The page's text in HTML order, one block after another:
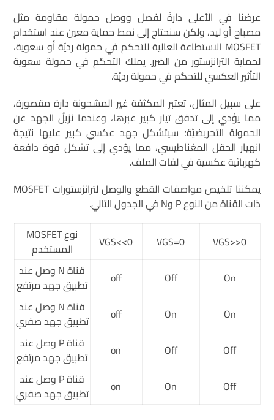
عرضنا في الأعلى دارةً لفصل ووصل حمولة مقاومة مثل
مصباح أو ليد، ولكن سنحتاج إلى نمط حماية معين عند استخدام
MOSFET الاستطاعة العالية للتحكم في حمولة رديّة أو سعوية،
لحماية الترانزستور من الضرر. يملك التحكُّم في حمولة سعوية
التأثير العكسي للتحكُّم في حمولة رديّة.
على سبيل المثال، تعتبر المكثفة غير المشحونة دارة مقصورة،
مما يؤدي إلى تدفق تيار كبير عبرها، وعندما نزيلُ الجهد عن
الحمولة التحريضيّة؛ سيتشكل جهد عكسي كبير عليها نتيجة
انهيار الحقل المغناطيسي، مما يؤدي إلى تشكل قوة دافعة
كهربائية عكسية في لفات الملف.
يمكننا تلخيص مواصفات القطع والوصل لترانزستورات MOSFET
ذات القناة من النوع P وN في الجدول التالي.
VGS>>0
VGS=0
VGS<<0
نوع MOSFET
المستخدم
On
Off
off
قناة N وصل عند
تطبيق جهد مرتفع
On
On
off
قناة N وصل عند
تطبيق جهد صفري
Off
Off
on
قناة P وصل عند
تطبيق جهد مرتفع
Off
On
on
قناة P وصل عند
تطبيق جهد صفري